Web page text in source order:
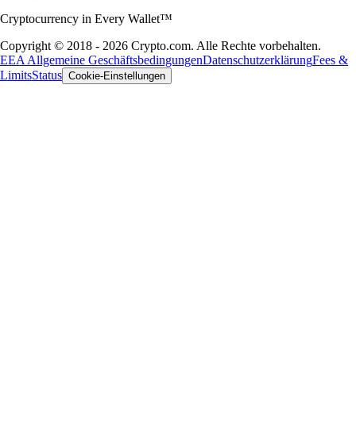
Cryptocurrency in Every Wallet™
Copyright © 2018 - 2026 Crypto.com. Alle Rechte vorbehalten.
EEA Allgemeine GeschäftsbedingungenDatenschutzerklärungFees &
LimitsStatus Cookie-Einstellungen